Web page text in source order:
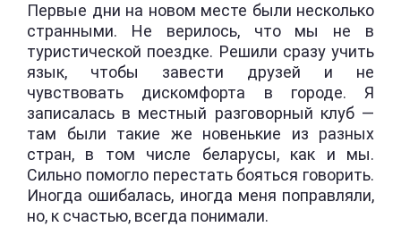
Первые дни на новом месте были несколько
странными. Не верилось, что мы не в
туристической поездке. Решили сразу учить
язык, чтобы завести друзей и не
чувствовать дискомфорта в городе. Я
записалась в местный разговорный клуб —
там были такие же новенькие из разных
стран, в том числе беларусы, как и мы.
Сильно помогло перестать бояться говорить.
Иногда ошибалась, иногда меня поправляли,
но, к счастью, всегда понимали.